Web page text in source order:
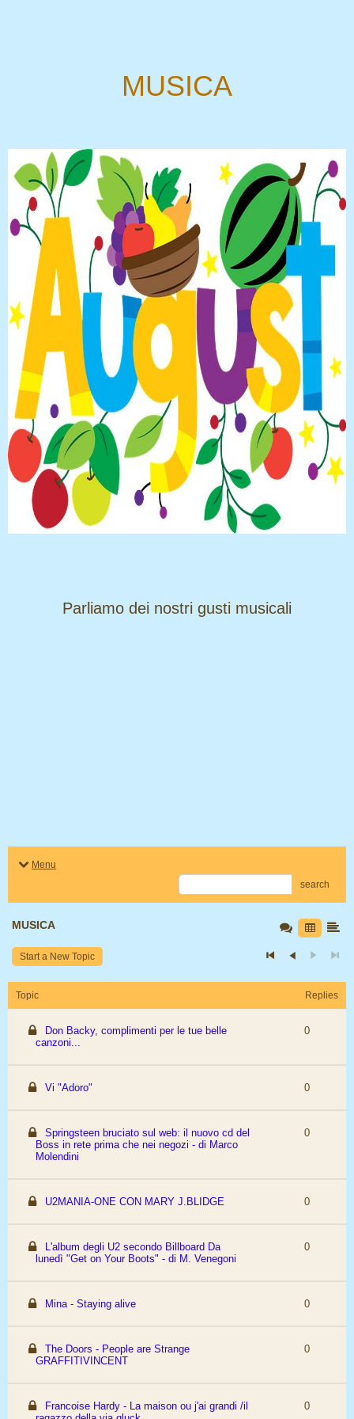
MUSICA
​​​​​​​Parliamo dei nostri gusti musicali
Menu
search
MUSICA
Start a New Topic
Topic Replies
Don Backy, complimenti per le tue belle
canzoni...
0
Vi "Adoro" 0
Springsteen bruciato sul web: il nuovo cd del
Boss in rete prima che nei negozi - di Marco
Molendini
0
U2MANIA-ONE CON MARY J.BLIDGE 0
L'album degli U2 secondo Billboard Da
lunedì "Get on Your Boots" - di M. Venegoni
0
Mina - Staying alive 0
The Doors - People are Strange
GRAFFITIVINCENT
0
Francoise Hardy - La maison ou j'ai grandi /il
0